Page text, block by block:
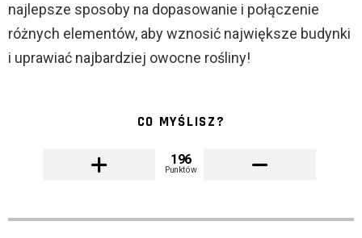
najlepsze sposoby na dopasowanie i połączenie
różnych elementów, aby wznosić największe budynki
i uprawiać najbardziej owocne rośliny!
CO MYŚLISZ?
196
Punktów